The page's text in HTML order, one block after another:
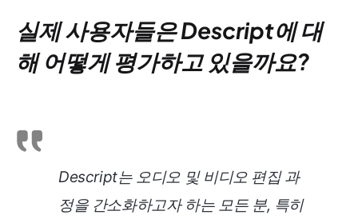
실제 사용자들은 Descript에 대
해 어떻게 평가하고 있을까요?
Descript는 오디오 및 비디오 편집 과
정을 간소화하고자 하는 모든 분, 특히